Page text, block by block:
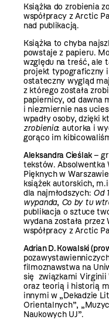
Książka do zrobienia
współpracy z Arctic
nad publikacją.
Książka to chyba
powstaje z papieru.
względu na treść, ale
projekt typograficzny
ostateczny wygląd
z którego została
papiernicy, od dawna
i niezmiernie nas
wpadły osoby, dzięki
zrobienia: autorka i
gorąco im
Aleksandra Cieślak–
tekstów. Absolwentka
Pięknych w
książek autorskich,
dla najmłodszych: Od
wypanda, Co by tu
publikacja o sztuce
wydana została
współpracy z Arctic
Adrian D. Kowalski
filmoznawstwa na
się związkami Virginii
oraz teorią i historią
innymi w „Dekadzie
Orientalnych”,
Naukowych UJ”.